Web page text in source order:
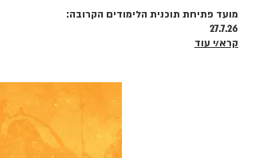
מועד פתיחת תוכנית הלימודים הקרובה:
27.7.26
קרא/י עוד